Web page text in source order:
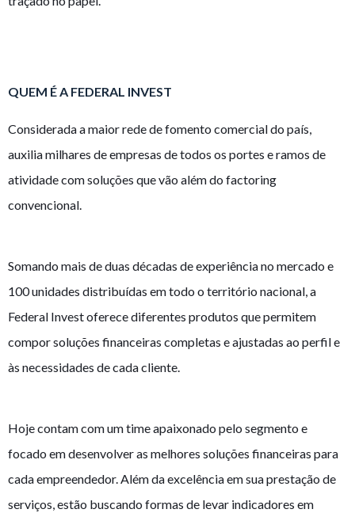
QUEM É A FEDERAL INVEST
Considerada a maior rede de fomento comercial do país,
auxilia milhares de empresas de todos os portes e ramos de
atividade com soluções que vão além do factoring
convencional.
Somando mais de duas décadas de experiência no mercado e
100 unidades distribuídas em todo o território nacional, a
Federal Invest oferece diferentes produtos que permitem
compor soluções financeiras completas e ajustadas ao perfil e
às necessidades de cada cliente.
Hoje contam com um time apaixonado pelo segmento e
focado em desenvolver as melhores soluções financeiras para
cada empreendedor. Além da excelência em sua prestação de
serviços, estão buscando formas de levar indicadores em